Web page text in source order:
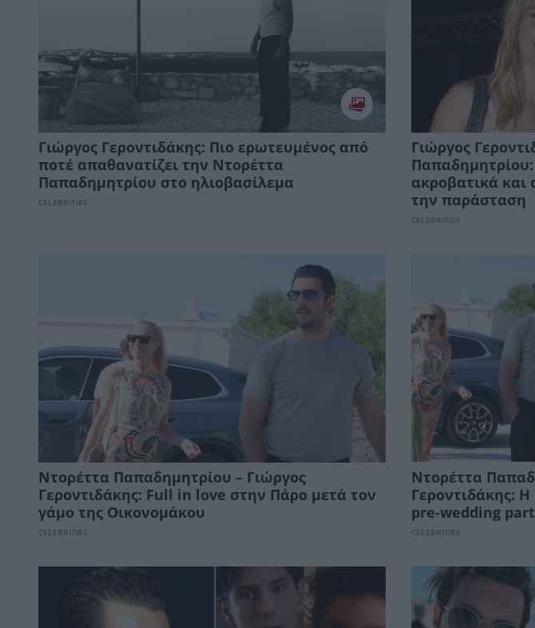
Γιώργος Γεροντιδάκης: Πιο ερωτευμένος από
ποτέ απαθανατίζει την Ντορέττα
Παπαδημητρίου στο ηλιοβασίλεμα
CELEBRITIES
Γιώργος
ακροβατικά και
την παράσταση
CELEBRITIES
Ντορέττα Παπαδημητρίου – Γιώργος
Γεροντιδάκης: Full in love στην Πάρο μετά τον
γάμο της Οικονομάκου
CELEBRITIES
Ντορέττα
Γεροντιδάκης:
pre-wedding
CELEBRITIES